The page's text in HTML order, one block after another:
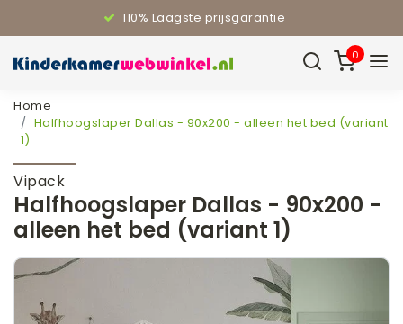
110% Laagste prijsgarantie
0
Home
Halfhoogslaper Dallas - 90x200 - alleen het bed (variant
1)
Vipack
Halfhoogslaper Dallas - 90x200 -
alleen het bed (variant 1)